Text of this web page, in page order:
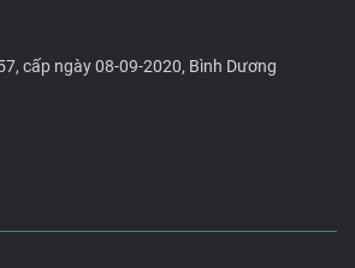
cấp ngày 08-09-2020, Bình Dương